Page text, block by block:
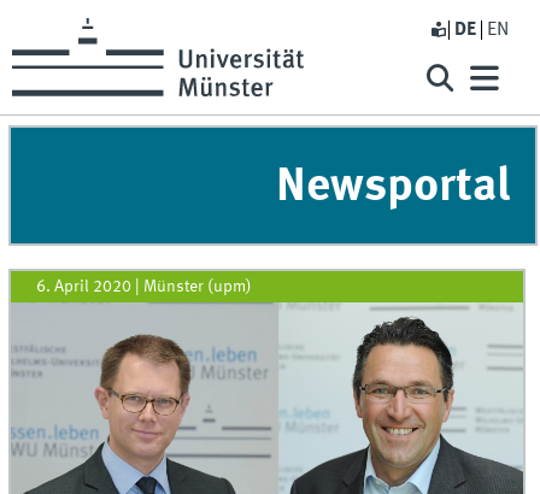
DE EN
Newsportal
6. April 2020 Münster (upm)